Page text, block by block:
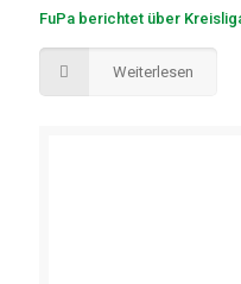
FuPa berichtet über
Weiterlesen